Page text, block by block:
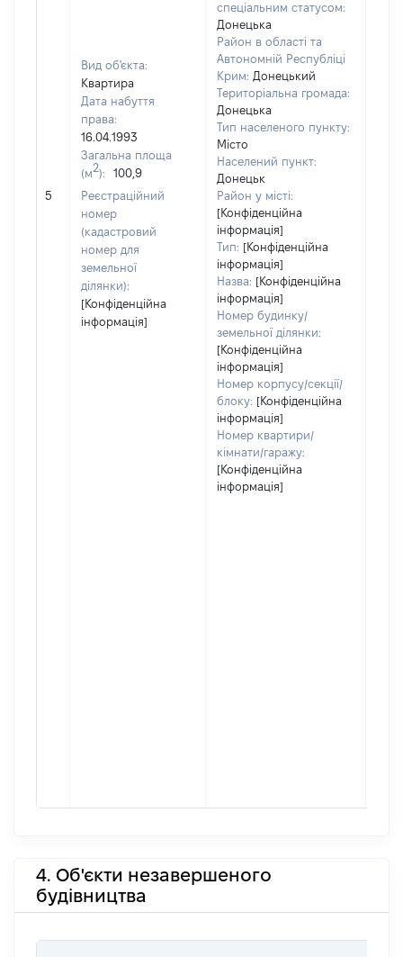
5
Вид об'єкта:
Квартира
Дата набуття
права:
16.04.1993
Загальна площа
(м2):
100,9
Реєстраційний
номер
(кадастровий
номер для
земельної
ділянки):
[Конфіденційна
інформація]
спеціальним статусом:
Донецька
Район в області та
Автономній Республіці
Крим: Донецький
Територіальна громада:
Донецька
Тип населеного пункту:
Місто
Населений пункт:
Донецьк
Район у місті:
[Конфіденційна
інформація]
Тип: [Конфіденційна
інформація]
Назва: [Конфіденційна
інформація]
Номер будинку/
земельної ділянки:
[Конфіденційна
інформація]
Номер корпусу/секції/
блоку: [Конфіденційна
інформація]
Номер квартири/
кімнати/гаражу:
[Конфіденційна
інформація]
4. Об'єкти незавершеного
будівництва